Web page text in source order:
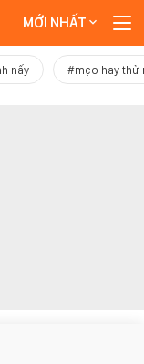
MỚI NHẤT
nấy #mẹo hay thử